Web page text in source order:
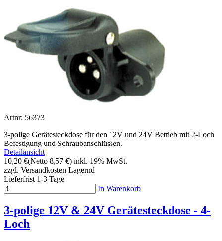
Artnr: 56373
3-polige Gerätesteckdose für den 12V und 24V Betrieb mit 2-Loch
Befestigung und Schraubanschlüssen.
Detailansicht
10,20 €(Netto 8,57 €) inkl. 19% MwSt.
zzgl. Versandkosten Lagernd
Lieferfrist 1-3 Tage
In Warenkorb
3-polige 12V & 24V Gerätesteckdose - 4-
Loch